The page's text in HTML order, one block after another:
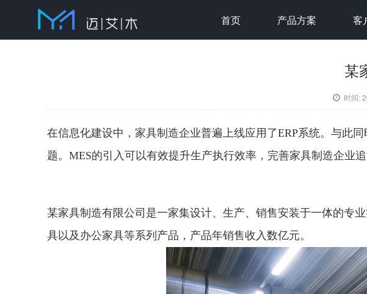
首页 产品方案 客
您当前位置： 首页 > 某家具制造有限公司
某
时间:
在信息化建设中，家具制造企业普遍上线应用了ERP系统。与此
题。MES的引入可以有效提升生产执行效率，完善家具制造企业
某家具制造有限公司是一家集设计、生产、销售安装于一体的专
具以及办公家具等系列产品，产品年销售收入数亿元。